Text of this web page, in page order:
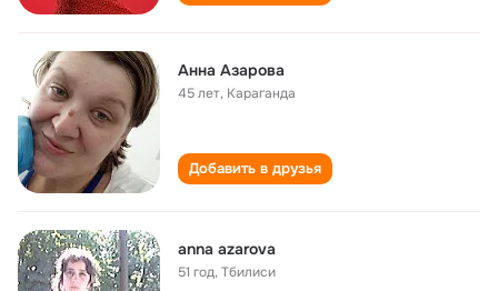
Анна Азарова
45 лет, Караганда
Добавить в друзья
anna azarova
51 год,Тбилиси